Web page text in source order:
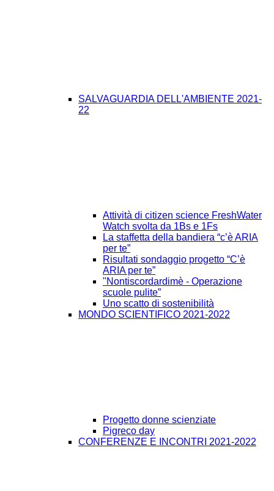
SALVAGUARDIA DELL'AMBIENTE 2021-
22
Attività di citizen science FreshWater
Watch svolta da 1Bs e 1Fs
La staffetta della bandiera “c’è ARIA
per te”
Risultati sondaggio progetto “C’è
ARIA per te”
"Nontiscordardimè - Operazione
scuole pulite”
Uno scatto di sostenibilità
MONDO SCIENTIFICO 2021-2022
Progetto donne scienziate
Pigreco day
CONFERENZE E INCONTRI 2021-2022